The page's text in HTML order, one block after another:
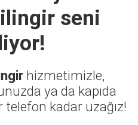
seni
hizmetimizle,
ya da kapıda
telefon kadar uzağız!